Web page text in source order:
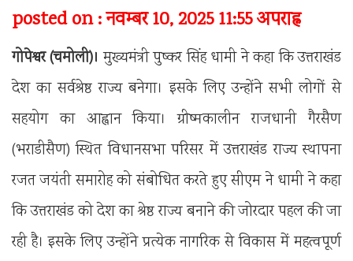
posted on : नवम्बर 10, 2025 11:55 अपराह्न
गोपेश्वर (चमोली)। मुख्यमंत्री पुष्कर सिंह धामी ने कहा कि उत्तराखंड
देश का सर्वश्रेष्ठ राज्य बनेगा। इसके लिए उन्होंने सभी लोगों से
सहयोग का आह्वान किया। ग्रीष्मकालीन राजधानी गैरसैण
(भराडीसैण) स्थित विधानसभा परिसर में उत्तराखंड राज्य स्थापना
रजत जयंती समारोह को संबोधित करते हुए सीएम ने धामी ने कहा
कि उत्तराखंड को देश का श्रेष्ठ राज्य बनाने की जोरदार पहल की जा
रही है। इसके लिए उन्होंने प्रत्येक नागरिक से विकास में महत्वपूर्ण